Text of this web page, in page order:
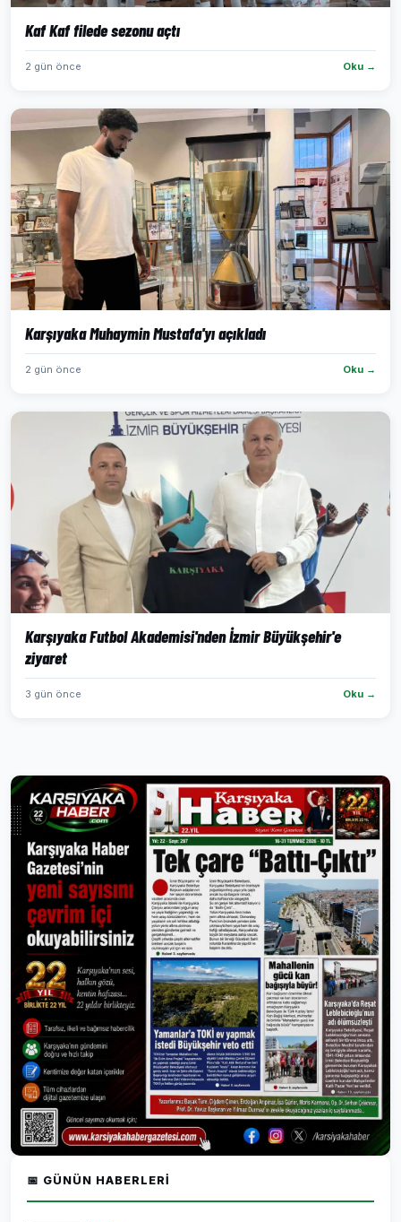
Kaf Kaf filede sezonu açtı
2 gün önce Oku →
Karşıyaka Muhaymin Mustafa'yı açıkladı
2 gün önce Oku →
Karşıyaka Futbol Akademisi'nden İzmir Büyükşehir'e
ziyaret
3 gün önce Oku →
📅 GÜNÜN HABERLERI